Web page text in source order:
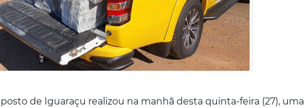
de Iguaraçu realizou na manhã desta quinta-feira (27), uma